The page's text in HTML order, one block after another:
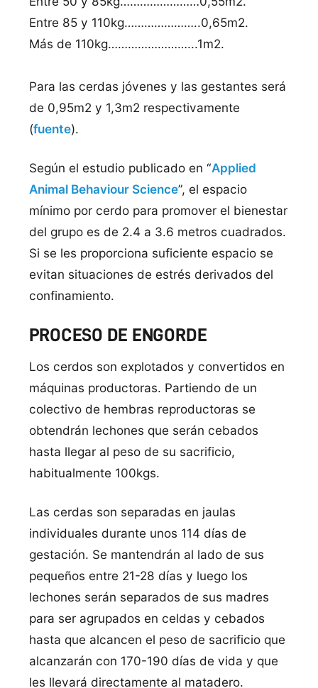
Entre 85 y 110kg…………………..0,65m2.
Más de 110kg……………………...1m2.
Para las cerdas jóvenes y las gestantes será
de 0,95m2 y 1,3m2 respectivamente
(fuente).
Según el estudio publicado en “Applied
Animal Behaviour Science”, el espacio
mínimo por cerdo para promover el bienestar
del grupo es de 2.4 a 3.6 metros cuadrados.
Si se les proporciona suficiente espacio se
evitan situaciones de estrés derivados del
confinamiento.
PROCESO DE ENGORDE
Los cerdos son explotados y convertidos en
máquinas productoras. Partiendo de un
colectivo de hembras reproductoras se
obtendrán lechones que serán cebados
hasta llegar al peso de su sacrificio,
habitualmente 100kgs.
Las cerdas son separadas en jaulas
individuales durante unos 114 días de
gestación. Se mantendrán al lado de sus
pequeños entre 21-28 días y luego los
lechones serán separados de sus madres
para ser agrupados en celdas y cebados
hasta que alcancen el peso de sacrificio que
alcanzarán con 170-190 días de vida y que
les llevará directamente al matadero.